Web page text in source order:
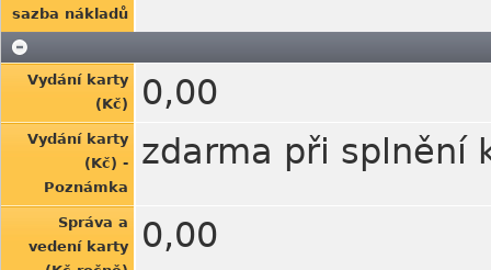
sazba nákladů
Vydání karty
(Kč)
0,00
Vydání karty
(Kč) -
Poznámka
zdarma při splnění
Správa a
vedení karty
0,00